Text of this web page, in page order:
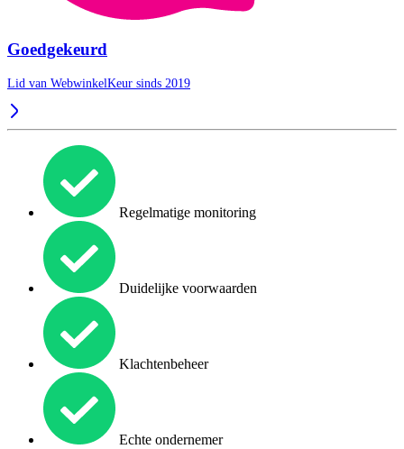
Goedgekeurd
Lid van WebwinkelKeur sinds 2019
Regelmatige monitoring
Duidelijke voorwaarden
Klachtenbeheer
Echte ondernemer